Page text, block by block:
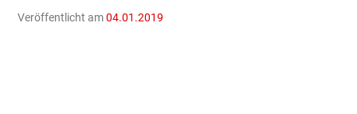
Veröffentlicht am04.01.2019